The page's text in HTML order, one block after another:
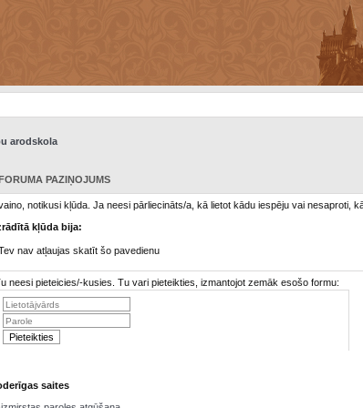
arodskola
PAZIŅOJUMS
notikusi kļūda. Ja neesi pārliecināts/a, kā lietot kādu iespēju vai nesaproti,
kļūda bija:
nav atļaujas skatīt šo pavedienu
neesi pieteicies/-kusies. Tu vari pieteikties, izmantojot zemāk esošo formu:
saites